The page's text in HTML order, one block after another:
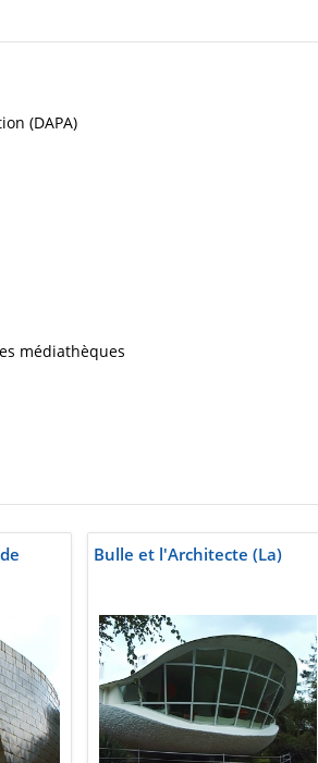
(DAPA)
médiathèques
Bulle et l'Architecte (La)